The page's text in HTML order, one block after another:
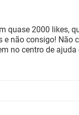
GMAIL
EXCEL
quase 2000 likes,
e não consigo! Não
no centro de ajuda